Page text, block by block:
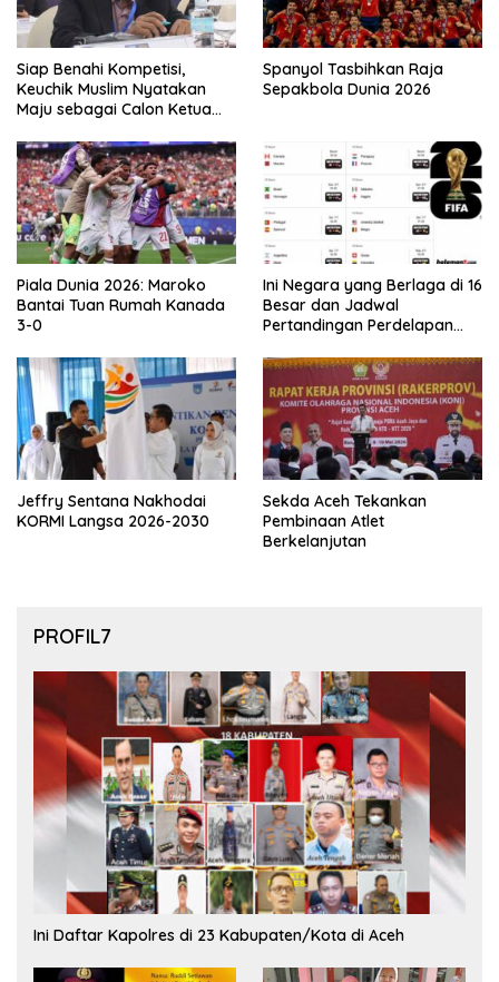
Siap Benahi Kompetisi,
Keuchik Muslim Nyatakan
Maju sebagai Calon Ketua
Spanyol Tasbihkan Raja
Sepakbola Dunia 2026
Piala Dunia 2026: Maroko
Bantai Tuan Rumah Kanada
3-0
Ini Negara yang Berlaga di 16
Besar dan Jadwal
Pertandingan Perdelapan
Jeffry Sentana Nakhodai
KORMI Langsa 2026-2030
Sekda Aceh Tekankan
Pembinaan Atlet
Berkelanjutan
PROFIL7
Ini Daftar Kapolres di 23 Kabupaten/Kota di Aceh